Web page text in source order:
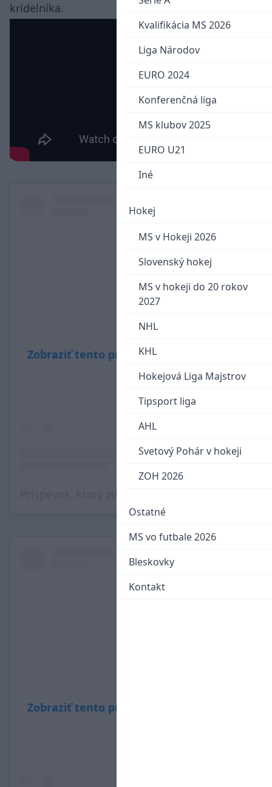
Kvalifikácia MS 2026
Liga Národov
EURO 2024
Konferenčná liga
MS klubov 2025
EURO U21
Iné
Hokej
MS v Hokeji 2026
Slovenský hokej
MS v hokeji do 20 rokov
2027
NHL
KHL
Hokejová Liga Majstrov
Tipsport liga
AHL
Svetový Pohár v hokeji
ZOH 2026
Ostatné
MS vo futbale 2026
Bleskovky
Kontakt
krídelníka.
Zobraziť tento príspevok na Instagrame
Zobraziť tento príspevok na Instagrame